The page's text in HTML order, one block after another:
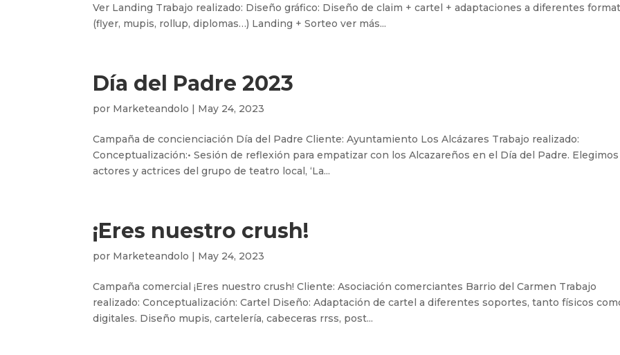
Ver Landing Trabajo realizado: Diseño gráfico: Diseño de claim + cartel + adaptaciones a diferentes
(flyer, mupis, rollup, diplomas…) Landing + Sorteo ver más...
Día del Padre 2023
por Marketeandolo | May 24, 2023
Campaña de concienciación Día del Padre Cliente: Ayuntamiento Los Alcázares Trabajo realizado:
Conceptualización:• Sesión de reflexión para empatizar con los Alcazareños en el Día del Padre. Elegimos
actores y actrices del grupo de teatro local, ‘La...
¡Eres nuestro crush!
por Marketeandolo | May 24, 2023
Campaña comercial ¡Eres nuestro crush! Cliente: Asociación comerciantes Barrio del Carmen Trabajo
realizado: Conceptualización: Cartel Diseño: Adaptación de cartel a diferentes soportes, tanto físicos
digitales. Diseño mupis, cartelería, cabeceras rrss, post...